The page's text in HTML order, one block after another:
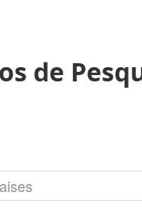
de